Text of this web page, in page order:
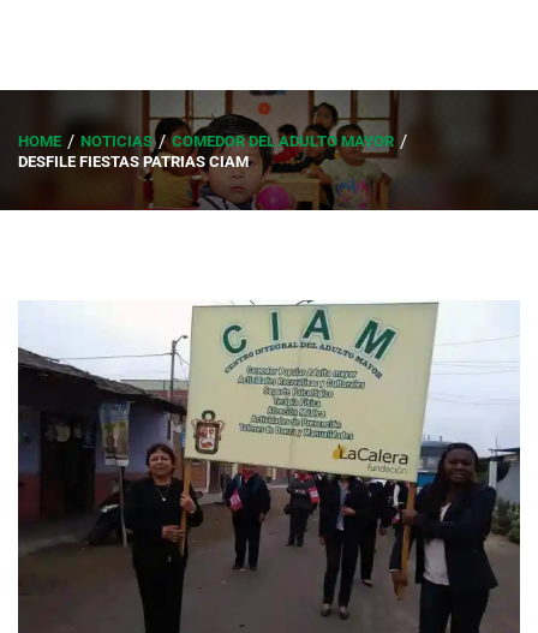
HOME NOTICIAS
COMEDOR DEL ADULTO MAYOR
DESFILE FIESTAS PATRIAS CIAM